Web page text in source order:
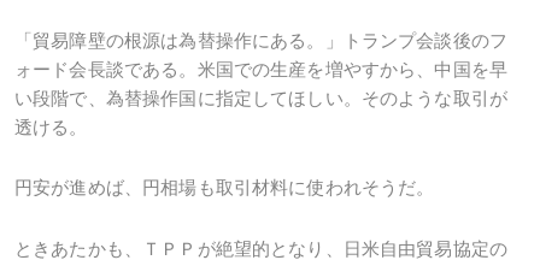
「貿易障壁の根源は為替操作にある。」トランプ会談後のフ
ォード会長談である。米国での生産を増やすから、中国を早
い段階で、為替操作国に指定してほしい。そのような取引が
透ける。
円安が進めば、円相場も取引材料に使われそうだ。
ときあたかも、ＴＰＰが絶望的となり、日米自由貿易協定の